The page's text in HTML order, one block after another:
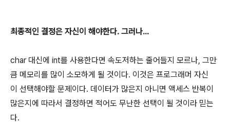
최종적인 결정은 자신이 해야한다. 그러나...
char 대신에 int를 사용한다면 속도저하는 줄어들지 모르나, 그만
큼 메모리를 많이 소모하게 될 것이다. 이것은 프로그래머 자신
이 선택해야할 문제이다. 데이터가 많은지 아니면 액세스 반복이
많은지에 따라서 결정하면 적어도 무난한 선택이 될 것이라 믿는
다.